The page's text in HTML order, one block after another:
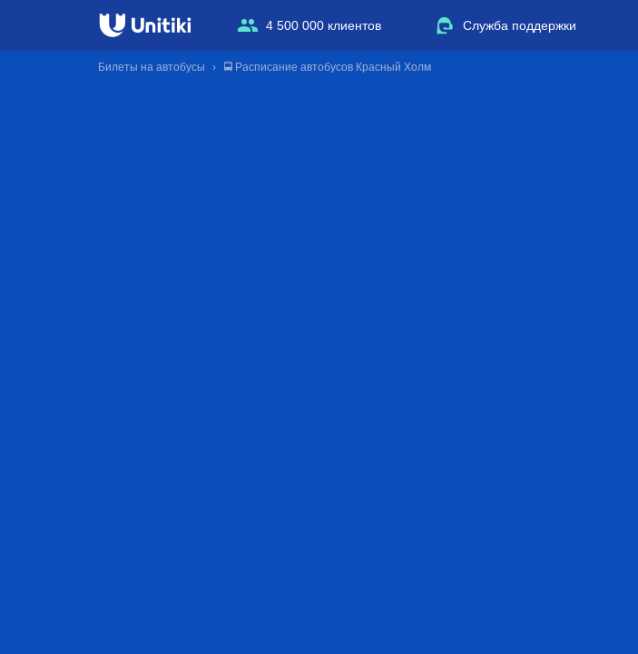
4 500 000 клиентов Служба поддержки
Билеты на автобусы 🚍 Расписание автобусов Красный Холм